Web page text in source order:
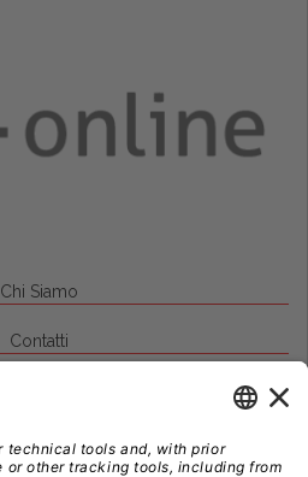
Chi Siamo
Contatti
Note Legali